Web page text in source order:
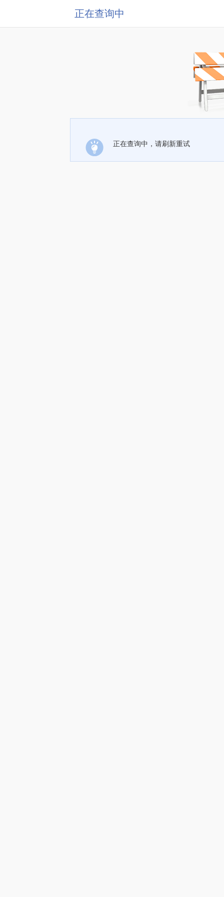
正在查询中
正在查询中，请刷新重试